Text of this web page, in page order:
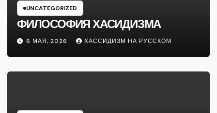
UNCATEGORIZED
ФИЛОСОФИЯ ХАСИДИЗМА
6 МАЯ, 2026 ХАССИДИЗМ НА РУССКОМ